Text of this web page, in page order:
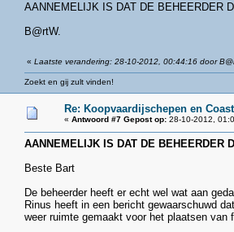
AANNEMELIJK IS DAT DE BEHEERDER
B@rtW.
« Laatste verandering: 28-10-2012, 00:44:16 door
Zoekt en gij zult vinden!
Re: Koopvaardijschepen en
« Antwoord #7 Gepost op: 28-10-2012,
AANNEMELIJK IS DAT DE BEHEERDER
Beste Bart
De beheerder heeft er echt wel wat aan
Rinus heeft in een bericht gewaarschuwd
weer ruimte gemaakt voor het plaatsen van